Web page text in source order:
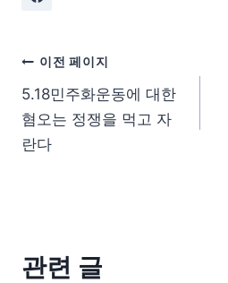
이전 페이지
5.18민주화운동에 대한
혐오는 정쟁을 먹고 자
란다
관련 글